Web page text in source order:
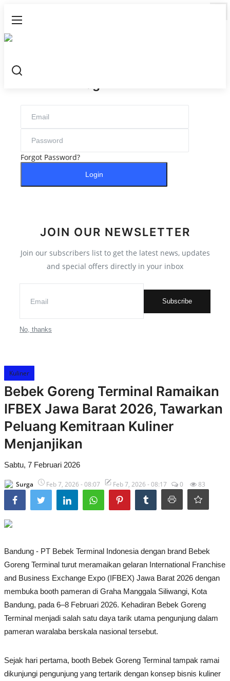
Home
Kesehatan Dan keperawatan
Hiburan dan Budaya Populer
Ekonomi dan Keuangan
Video Viral
Cryptocurrency
Tambang
Berita Viral
Gallery
Politik dan Pemerintahan
Pandemi COVID-19
Industri Gadget dan Elektronik
Forgot Password?
Login
JOIN OUR NEWSLETTER
Join our subscribers list to get the latest news, updates
and special offers directly in your inbox
Subscribe
No, thanks
Kuliner
Bebek Goreng Terminal Ramaikan
IFBEX Jawa Barat 2026, Tawarkan
Peluang Kemitraan Kuliner
Menjanjikan
Sabtu, 7 Februari 2026
Surga Feb 7, 2026 - 08:07 Feb 7, 2026 - 08:17 0 83
Bandung - PT Bebek Terminal Indonesia dengan brand Bebek
Goreng Terminal turut meramaikan gelaran International Franchise
and Business Exchange Expo (IFBEX) Jawa Barat 2026 dengan
membuka booth pameran di Graha Manggala Siliwangi, Kota
Bandung, pada 6–8 Februari 2026. Kehadiran Bebek Goreng
Terminal menjadi salah satu daya tarik utama pengunjung dalam
pameran waralaba berskala nasional tersebut.
Sejak hari pertama, booth Bebek Goreng Terminal tampak ramai
dikunjungi pengunjung yang tertarik dengan konsep bisnis kuliner